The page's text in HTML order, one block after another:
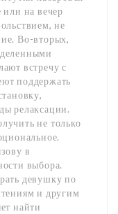
или на вечер
не
Во-вторых,
встречу с
поддержать
релаксации.
не только
в
выбора.
девушку по
и другим
найти